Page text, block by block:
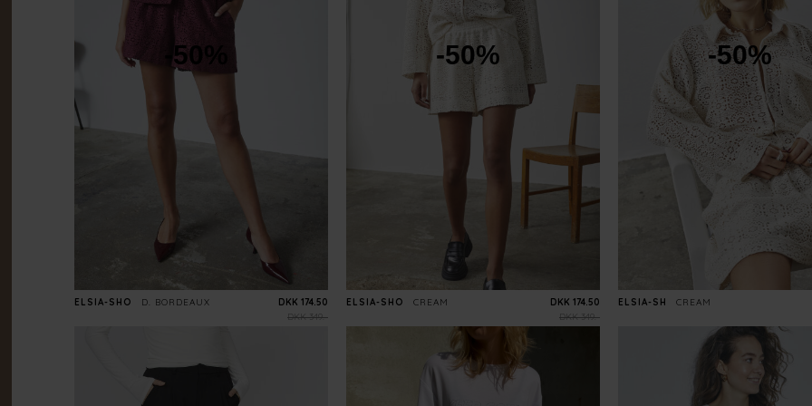
-50%
ELSIA-SHO
D. BORDEAUX
DKK 349.-
DKK 174.50
-50%
ELSIA-SHO
CREAM
DKK 349.-
DKK 174.50
-50%
ELSIA-SH CREAM